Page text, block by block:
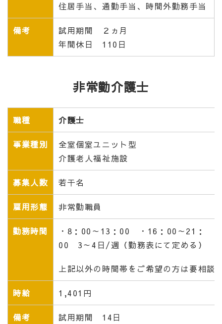
住居手当、通勤手当、時間外勤務手当
備考
試用期間 ２ヵ月
年間休日 110日
非常勤介護士
職種 介護士
事業種別
全室個室ユニット型
介護老人福祉施設
募集人数 若干名
雇用形態 非常勤職員
勤務時間
・8：00～13：00 ・16：00～21：
00 3～4日/週（勤務表にて定める）
上記以外の時間帯をご希望の方は要相談
時給 1,401円
備考 試用期間 14日